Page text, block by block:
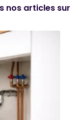
nos articles sur